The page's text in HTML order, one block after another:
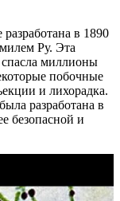
в 1890
Ру. Эта
миллионы
побочные
и лихорадка.
разработана в
безопасной и